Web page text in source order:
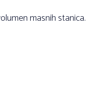
masnih stanica.